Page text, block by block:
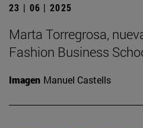
23 | 06 | 2025
Marta Torregrosa,
Fashion Business
Imagen Manuel Castells